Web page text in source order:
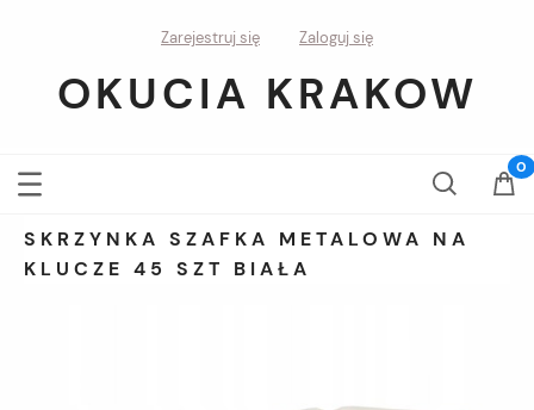
Zarejestruj się Zaloguj się
OKUCIA KRAKOW
SKRZYNKA SZAFKA METALOWA NA
KLUCZE 45 SZT BIAŁA